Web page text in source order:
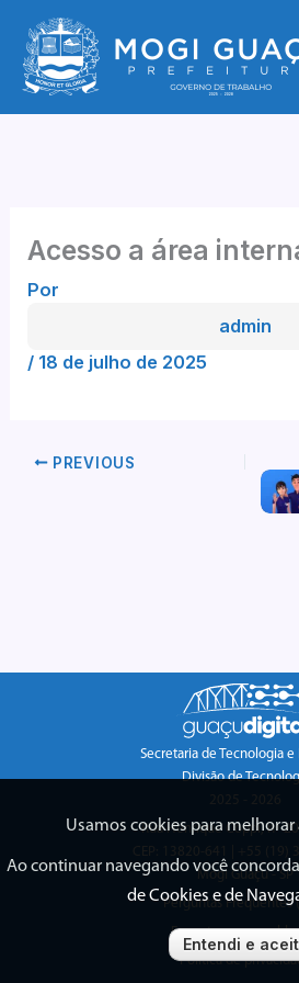
para
conteúdo
Acesso a área
Por
admin
/ 18 de julho de 2025
PREVIOUS
Rua Henrique Coppi, nº
Mogi Guaçu - SP
Secretaria de Tecnologia e
Divisão de
Política de
Perguntas Frequentes
Encontrou um
Usamos cookies para melhorar
Ao continuar navegando você
de Cookies e de
Entendi e